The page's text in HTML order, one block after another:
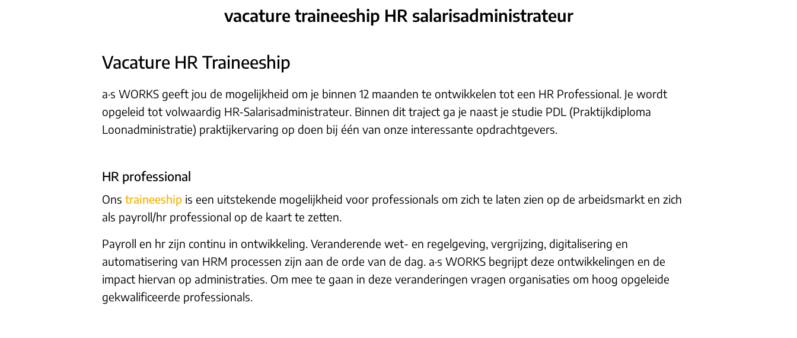
vacature traineeship HR salarisadministrateur
Vacature HR Traineeship
a·s WORKS geeft jou de mogelijkheid om je binnen 12 maanden te ontwikkelen tot een HR Professional. Je wordt
opgeleid tot volwaardig HR-Salarisadministrateur. Binnen dit traject ga je naast je studie PDL (Praktijkdiploma
Loonadministratie) praktijkervaring op doen bij één van onze interessante opdrachtgevers.
HR professional
Ons traineeship is een uitstekende mogelijkheid voor professionals om zich te laten zien op de arbeidsmarkt en zich
als payroll/hr professional op de kaart te zetten.
Payroll en hr zijn continu in ontwikkeling. Veranderende wet- en regelgeving, vergrijzing, digitalisering en
automatisering van HRM processen zijn aan de orde van de dag. a·s WORKS begrijpt deze ontwikkelingen en de
impact hiervan op administraties. Om mee te gaan in deze veranderingen vragen organisaties om hoog opgeleide
gekwalificeerde professionals.